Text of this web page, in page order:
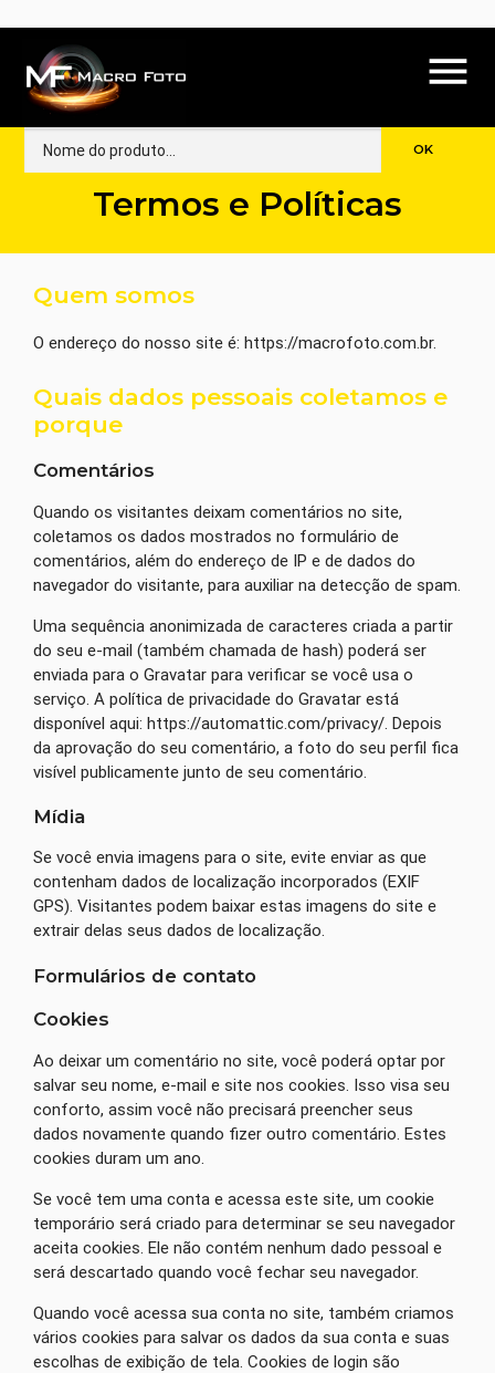
menu
Termos e Políticas
Quem somos
O endereço do nosso site é: https://macrofoto.com.br.
Quais dados pessoais coletamos e
porque
Comentários
Quando os visitantes deixam comentários no site,
coletamos os dados mostrados no formulário de
comentários, além do endereço de IP e de dados do
navegador do visitante, para auxiliar na detecção de spam.
Uma sequência anonimizada de caracteres criada a partir
do seu e-mail (também chamada de hash) poderá ser
enviada para o Gravatar para verificar se você usa o
serviço. A política de privacidade do Gravatar está
disponível aqui: https://automattic.com/privacy/. Depois
da aprovação do seu comentário, a foto do seu perfil fica
visível publicamente junto de seu comentário.
Mídia
Se você envia imagens para o site, evite enviar as que
contenham dados de localização incorporados (EXIF
GPS). Visitantes podem baixar estas imagens do site e
extrair delas seus dados de localização.
Formulários de contato
Cookies
Ao deixar um comentário no site, você poderá optar por
salvar seu nome, e-mail e site nos cookies. Isso visa seu
conforto, assim você não precisará preencher seus
dados novamente quando fizer outro comentário. Estes
cookies duram um ano.
Se você tem uma conta e acessa este site, um cookie
temporário será criado para determinar se seu navegador
aceita cookies. Ele não contém nenhum dado pessoal e
será descartado quando você fechar seu navegador.
Quando você acessa sua conta no site, também criamos
vários cookies para salvar os dados da sua conta e suas
escolhas de exibição de tela. Cookies de login são